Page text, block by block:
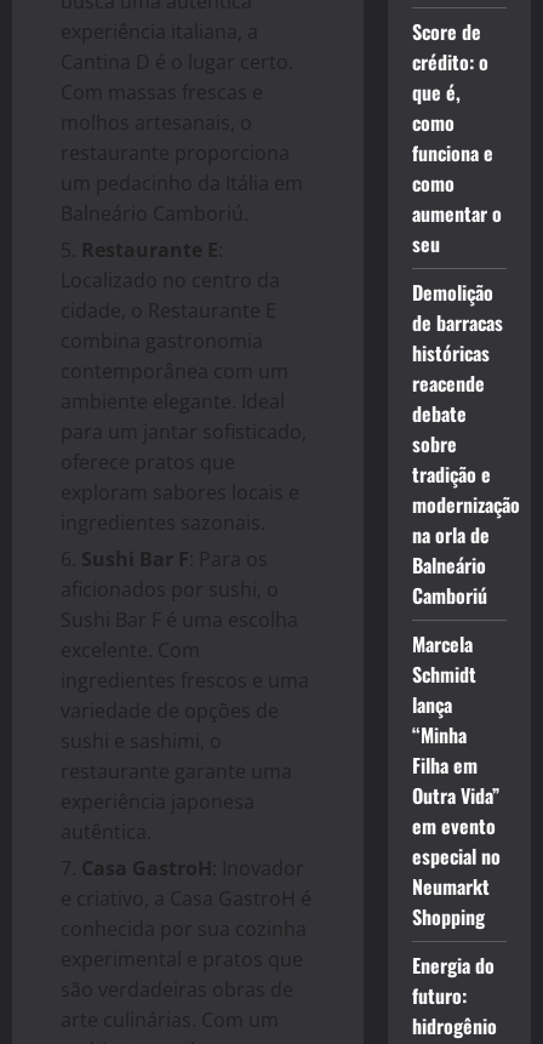
experiência italiana, a
Cantina D é o lugar certo.
Com massas frescas e
molhos artesanais, o
restaurante proporciona
um pedacinho da Itália em
Balneário Camboriú.
Restaurante E
Localizado no centro da
cidade, o Restaurante E
combina gastronomia
contemporânea com um
ambiente elegante. Ideal
para um jantar sofisticado,
oferece pratos que
exploram sabores locais e
ingredientes sazonais.
Sushi Bar F : Para os
aficionados por sushi, o
Sushi Bar F é uma escolha
excelente. Com
ingredientes frescos e uma
variedade de opções de
sushi e sashimi, o
restaurante garante uma
experiência japonesa
autêntica.
Casa GastroH : Inovador
e criativo, a Casa GastroH é
conhecida por sua cozinha
experimental e pratos que
são verdadeiras obras de
arte culinárias. Com um
Score de
crédito: o
que é,
como
funciona e
como
aumentar o
seu
Demolição
de barracas
históricas
reacende
debate
sobre
tradição e
modernização
na orla de
Balneário
Camboriú
Marcela
Schmidt
lança
“Minha
Filha em
Outra Vida”
em evento
especial no
Neumarkt
Shopping
Energia do
futuro:
hidrogênio